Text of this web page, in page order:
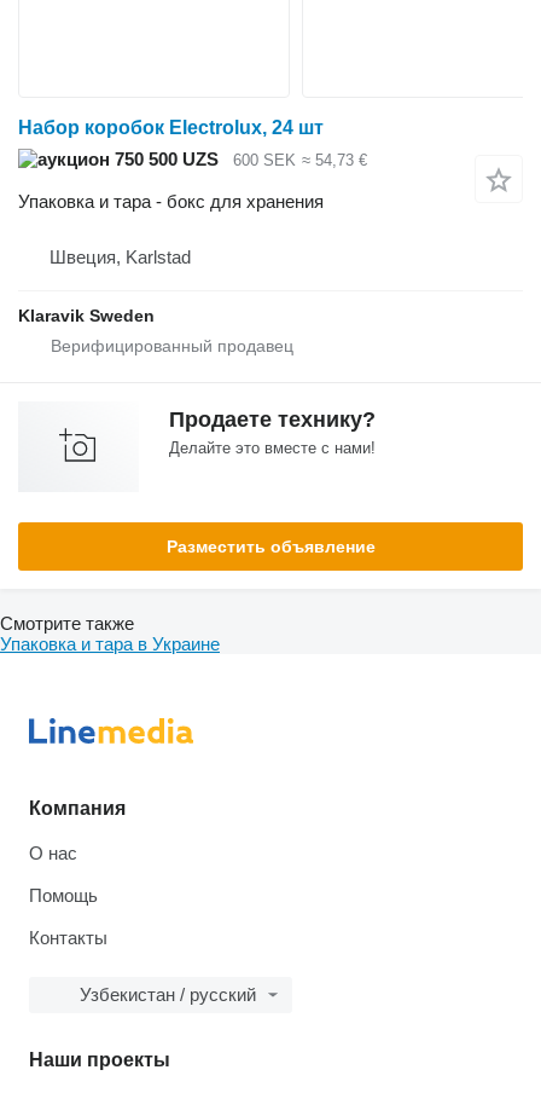
Набор коробок Electrolux, 24 шт
750 500 UZS
600 SEK ≈ 54,73 €
Упаковка и тара - бокс для хранения
Швеция, Karlstad
Klaravik Sweden
Продаете технику?
Делайте это вместе с нами!
Разместить объявление
Смотрите также
Упаковка и тара в Украине
Компания
О нас
Помощь
Контакты
Узбекистан / русский
Наши проекты